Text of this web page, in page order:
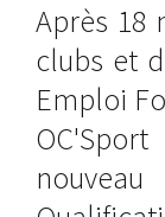
Après 18
clubs et
Emploi